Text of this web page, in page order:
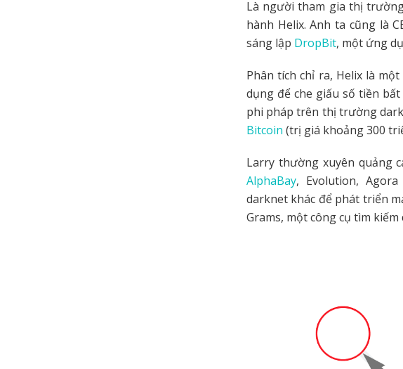
Là người tham gia thị
hành Helix. Anh ta cũng là
sáng lập DropBit, một ứng
Phân tích chỉ ra, Helix là một
dụng để che giấu số tiền
phi pháp trên thị trường dark
Bitcoin (trị giá khoảng 300
Larry thường xuyên quảng
AlphaBay, Evolution,
darknet khác để phát triển
Grams, một công cụ tìm